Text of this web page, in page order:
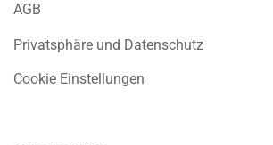
AGB
Privatsphäre und Datenschutz
Cookie Einstellungen